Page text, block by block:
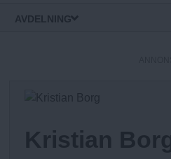
F
AVDELNING
Kristian